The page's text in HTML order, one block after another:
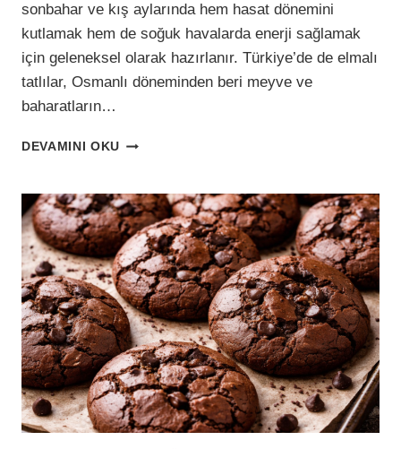
sonbahar ve kış aylarında hem hasat dönemini
kutlamak hem de soğuk havalarda enerji sağlamak
için geleneksel olarak hazırlanır. Türkiye’de de elmalı
tatlılar, Osmanlı döneminden beri meyve ve
baharatların…
DEVAMINI OKU ÇAY
ÇIKAN
MUTLULUK:
ELMALI
RULO
KURABIYE